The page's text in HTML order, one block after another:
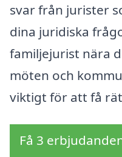
svar från jurister
dina juridiska
familjejurist nära
möten och
viktigt för att få
Få 3